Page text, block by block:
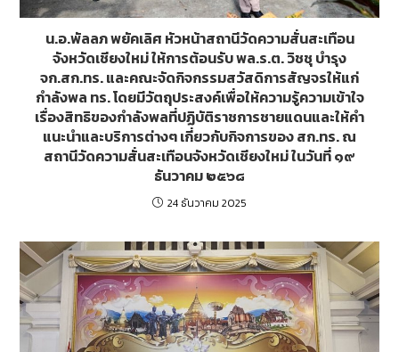
น.อ.พัลลภ พยัคเลิศ หัวหน้าสถานีวัดความสั่นสะเทือน
จังหวัดเชียงใหม่ ให้การต้อนรับ พล.ร.ต. วิชชุ บำรุง
จก.สก.ทร. และคณะจัดกิจกรรมสวัสดิการสัญจรให้แก่
กำลังพล ทร. โดยมีวัตถุประสงค์เพื่อให้ความรู้ความเข้าใจ
เรื่องสิทธิของกำลังพลที่ปฏิบัติราชการชายแดนและให้คำ
แนะนำและบริการต่างๆ เกี่ยวกับกิจการของ สก.ทร. ณ
สถานีวัดความสั่นสะเทือนจังหวัดเชียงใหม่ ในวันที่ ๑๙
ธันวาคม ๒๕๖๘
24 ธันวาคม 2025